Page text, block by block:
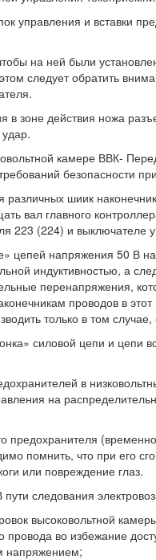
управления и вставки
на ней были
следует обратить
в зоне действия ножа
камере ВВК-
безопасности
различных шиик
вал главного
223 (224) и выключателе
цепей напряжения 50 В
индуктивностью, а
перенапряжения,
проводов в
только в том
силовой цепи и цепи
в
на
помнить, что при его
или повреждение глаз.
следования
высоковольтной
провода во избежание
напряжением;